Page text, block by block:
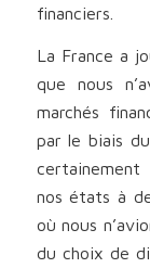
financiers.
La France a
que nous
marchés
par le biais
nos états à
où nous
du choix de